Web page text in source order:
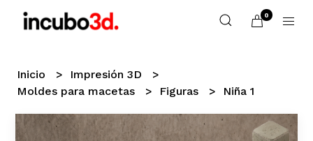
0
Inicio
Impresión 3D
Moldes para macetas
Figuras Niña 1